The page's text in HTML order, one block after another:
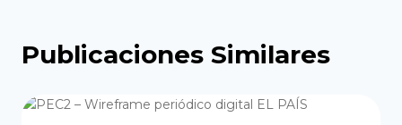
Publicaciones Similares